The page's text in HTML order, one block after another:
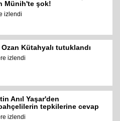
Münih'te şok!
izlendi
Ozan Kütahyalı tutuklandı
izlendi
Anıl Yaşar'den
tepkilerine cevap
izlendi